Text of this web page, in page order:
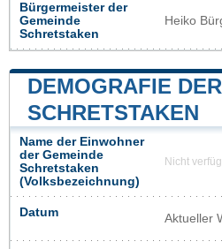
Bürgermeister der
Gemeinde
Schretstaken
Heiko
DEMOGRAFIE
SCHRETSTAKEN
Name der Einwohner
der Gemeinde
Schretstaken
(Volksbezeichnung)
Nicht
Datum Aktueller